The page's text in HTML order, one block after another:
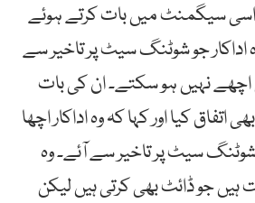
سیگمنٹ میں بات کرتے ہوئے
اداکار جو شوٹنگ سیٹ پر تاخیر سے
اچھے نہیں ہو سکتے۔ ان کی بات
کیا اور کہا کہ وہ اداکار اچھا
سیٹ پر تاخیر سے آئے۔ وہ
جو ڈائٹ بھی کرتی ہیں لیکن